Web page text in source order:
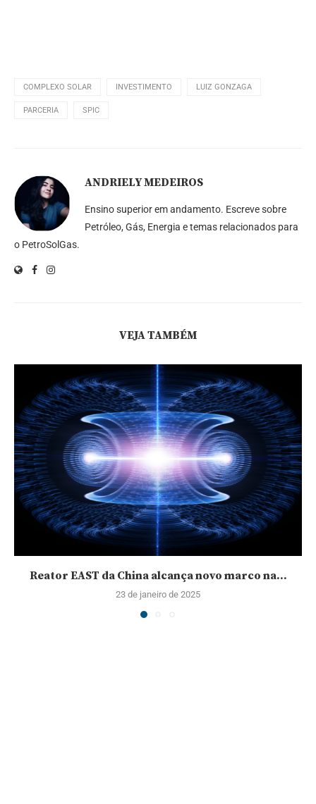
COMPLEXO SOLAR INVESTIMENTO LUIZ GONZAGA
PARCERIA SPIC
ANDRIELY MEDEIROS
Ensino superior em andamento. Escreve sobre
Petróleo, Gás, Energia e temas relacionados para
o PetroSolGas.
VEJA TAMBÉM
Reator EAST da China alcança novo marco na...
23 de janeiro de 2025